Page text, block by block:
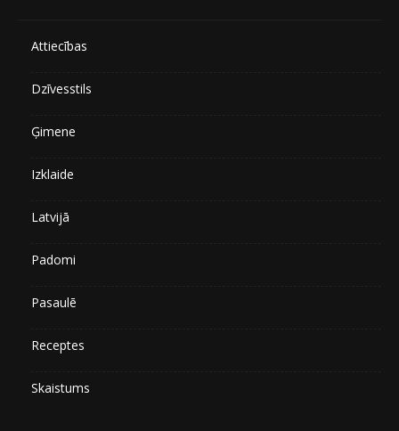
Attiecības
Dzīvesstils
Ģimene
Izklaide
Latvijā
Padomi
Pasaulē
Receptes
Skaistums